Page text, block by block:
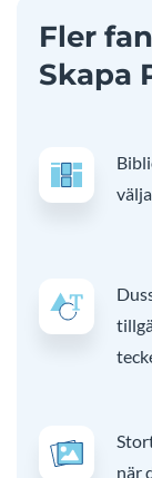
Fler
Skapa
när